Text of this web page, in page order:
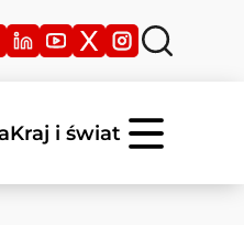
Kraj i świat